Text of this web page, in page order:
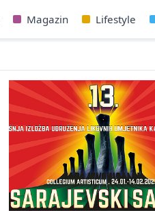
Magazin Lifestyle